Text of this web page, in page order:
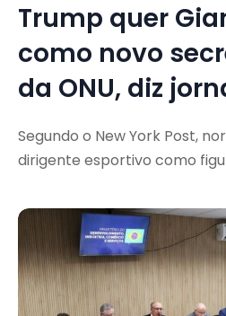
Trump quer
como novo
da ONU, diz
Segundo o New York Post,
dirigente esportivo como